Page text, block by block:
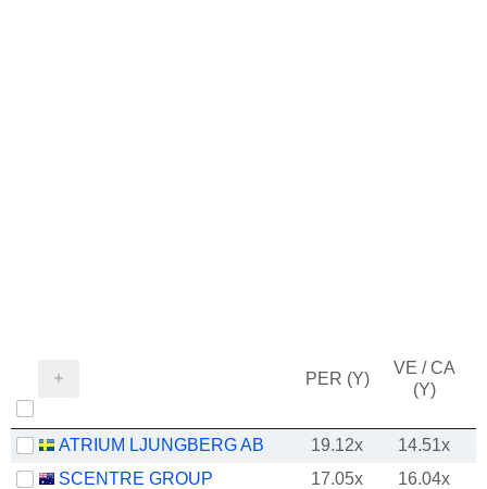
PER (Y)
VE / CA
(Y)
ATRIUM LJUNGBERG AB 19.12x 14.51x
SCENTRE GROUP
17.05x 16.04x